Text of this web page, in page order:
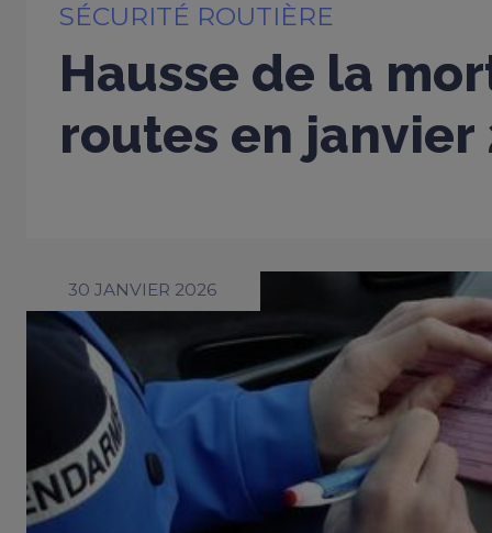
SÉCURITÉ ROUTIÈRE
Hausse de la
routes en janvier
30 JANVIER 2026